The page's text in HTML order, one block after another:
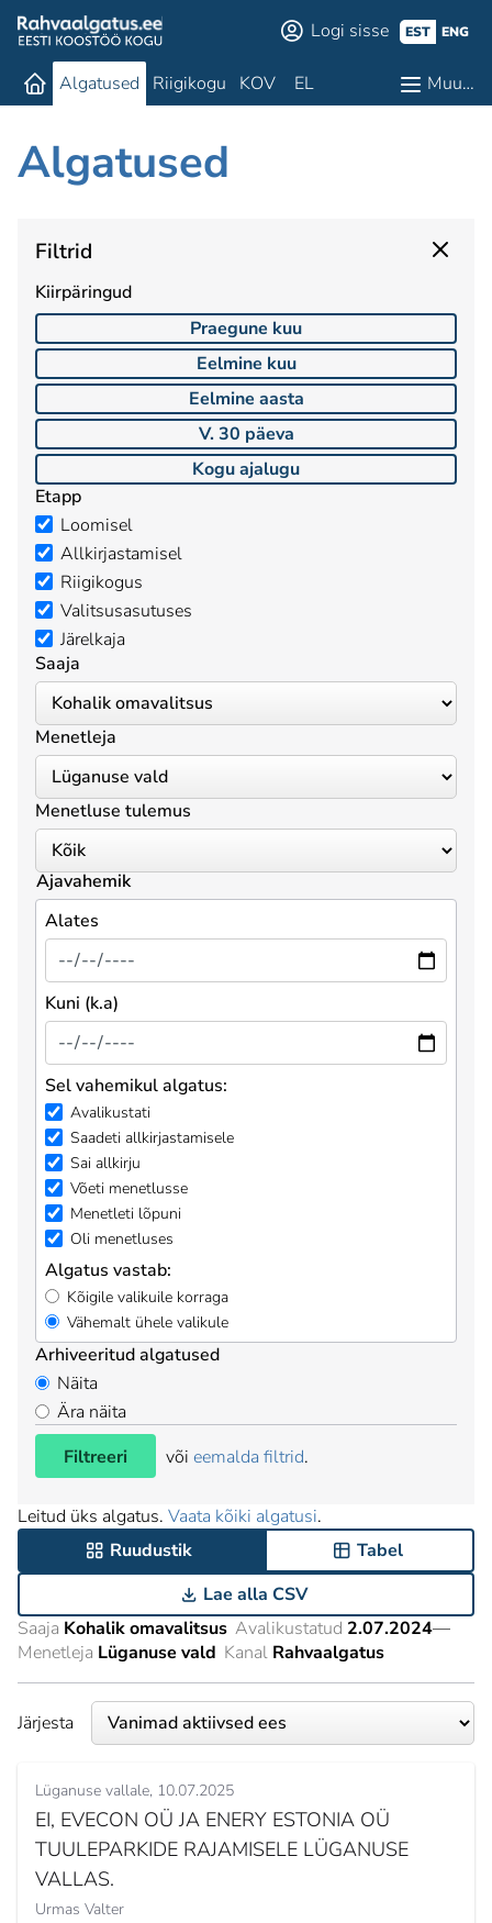
Logi sisse EST ENG
Algatused Riigikogu KOV EL Muu…
Algatused
Filtrid
Kiirpäringud
Praegune kuu
Eelmine kuu
Eelmine aasta
V. 30 päeva
Kogu ajalugu
Etapp
Loomisel
Allkirjastamisel
Riigikogus
Valitsusasutuses
Järelkaja
Saaja
Menetleja
Menetluse tulemus
Ajavahemik
Alates
Kuni (k.a)
Sel vahemikul algatus:
Avalikustati
Saadeti allkirjastamisele
Sai allkirju
Võeti menetlusse
Menetleti lõpuni
Oli menetluses
Algatus vastab:
Kõigile valikuile korraga
Vähemalt ühele valikule
Arhiveeritud algatused
Näita
Ära näita
Filtreeri
või eemalda filtrid.
Leitud üks algatus. Vaata kõiki algatusi.
Ruudustik
Tabel
Lae alla CSV
Saaja Kohalik omavalitsus Avalikustatud 2.07.2024—
Menetleja Lüganuse vald Kanal Rahvaalgatus
Järjesta
Lüganuse vallale 10.07.2025
EI, EVECON OÜ JA ENERY ESTONIA OÜ
TUULEPARKIDE RAJAMISELE LÜGANUSE
VALLAS.
Urmas Valter